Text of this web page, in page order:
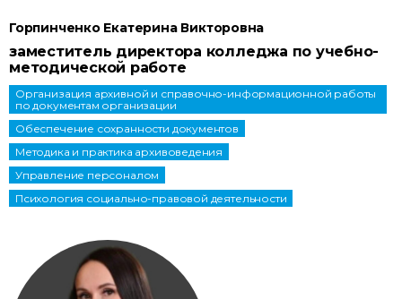
Горпинченко Екатерина Викторовна
заместитель директора колледжа по учебно-
методической работе
Организация архивной и справочно-информационной работы
по документам организации
Обеспечение сохранности документов
Методика и практика архивоведения
Управление персоналом
Психология социально-правовой деятельности